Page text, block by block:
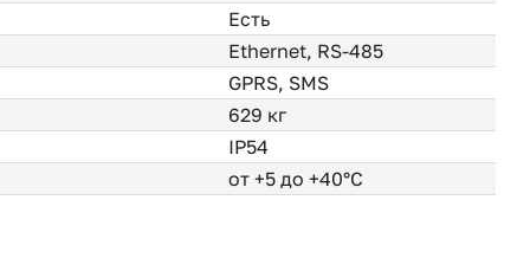
Есть
Ethernet, RS-485
GPRS, SMS
629 кг
IP54
от +5 до +40°С